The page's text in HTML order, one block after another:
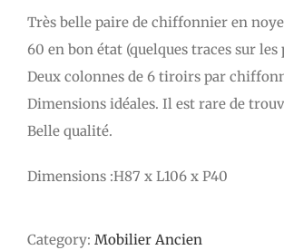
Très belle paire de chiffonnier en
60 en bon état (quelques traces sur les
Deux colonnes de 6 tiroirs par
Dimensions idéales. Il est rare de
Belle qualité.
Dimensions :H87 x L106 x P40
Category: Mobilier Ancien